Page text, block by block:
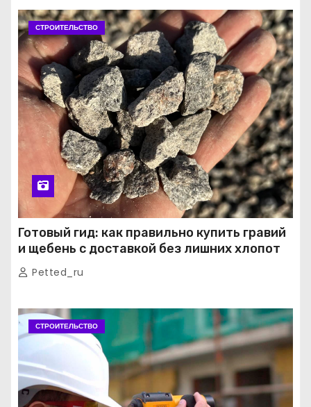
СТРОИТЕЛЬСТВО
Готовый гид: как правильно купить гравий
и щебень с доставкой без лишних хлопот
Petted_ru
СТРОИТЕЛЬСТВО